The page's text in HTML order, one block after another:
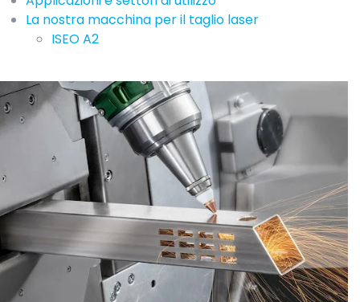
La nostra macchina per il taglio laser
ISEO A2